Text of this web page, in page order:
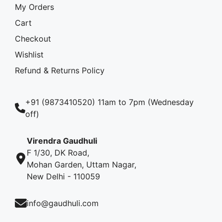
My Orders
Cart
Checkout
Wishlist
Refund & Returns Policy
+91 (9873410520) 11am to 7pm (Wednesday
off)
Virendra Gaudhuli
F 1/30, DK Road,
Mohan Garden, Uttam Nagar,
New Delhi - 110059
info@gaudhuli.com